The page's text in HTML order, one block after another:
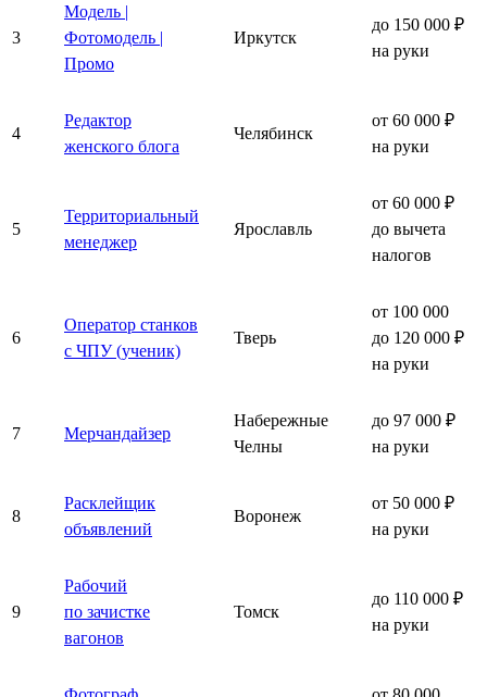
3
Модель |
Фотомодель |
Промо
Иркутск
до 150 000 ₽
на руки
4
Редактор
женского блога
Челябинск
от 60 000 ₽
на руки
5
Территориальный
менеджер
Ярославль
от 60 000 ₽
до вычета
налогов
6
Оператор станков
с ЧПУ (ученик)
Тверь
от 100 000
до 120 000 ₽
на руки
7 Мерчандайзер
Набережные
Челны
до 97 000 ₽
на руки
8
Расклейщик
объявлений
Воронеж
от 50 000 ₽
на руки
9
Рабочий
по зачистке
вагонов
Томск
до 110 000 ₽
на руки